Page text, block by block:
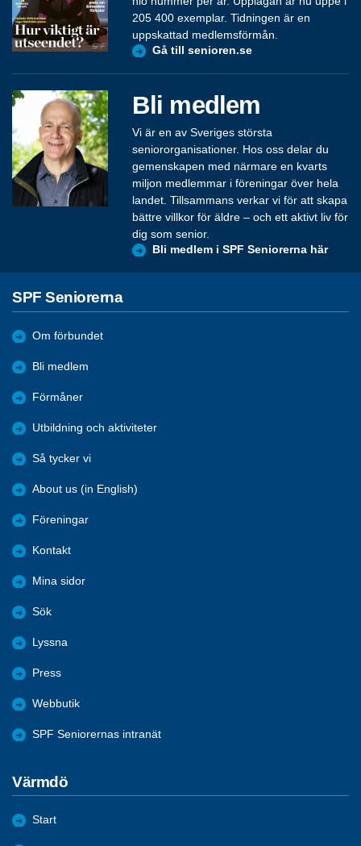
205 400 exemplar. Tidningen är en
uppskattad medlemsförmån.
Gå till senioren.se
Bli medlem
Vi är en av Sveriges största
seniororganisationer. Hos oss delar du
gemenskapen med närmare en kvarts
miljon medlemmar i föreningar över hela
landet. Tillsammans verkar vi för att skapa
bättre villkor för äldre – och ett aktivt liv för
dig som senior.
Bli medlem i SPF Seniorerna här
SPF Seniorerna
Om förbundet
Bli medlem
Förmåner
Utbildning och aktiviteter
Så tycker vi
About us (in English)
Föreningar
Kontakt
Mina sidor
Sök
Lyssna
Press
Webbutik
SPF Seniorernas intranät
Värmdö
Start